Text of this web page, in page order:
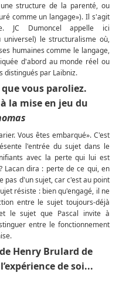
structure de la parenté, ou
comme un langage»). Il s'agit
JC Dumoncel appelle ici
le structuralisme où,
humaines comme le langage,
d'abord au monde réel ou
distingués par Laibniz.
vous paroliez.
la mise en jeu du
Vous êtes embarqué». C'est
l'entrée du sujet dans le
avec la perte qui lui est
Lacan dira : perte de ce qui, en
pas d'un sujet, car c'est au point
résiste : bien qu'engagé, il ne
entre le sujet toujours-déjà
le sujet que Pascal invite à
entre le fonctionnement
Henry Brulard de
de soi...